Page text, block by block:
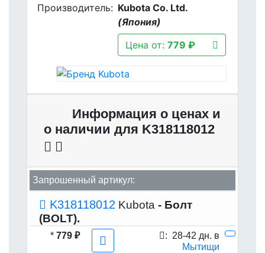
Производитель: Kubota Co. Ltd.
(Япония)
Цена от: 779 ₽
Информация о ценах и
о наличии для K318118012
Запрошенный артикул:
K318118012 Kubota - Болт
(BOLT).
* 779 ₽ : 28-42 дн. в
Мытищи